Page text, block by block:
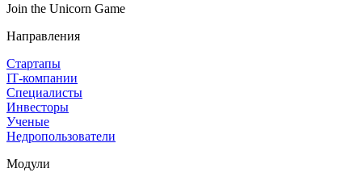
Join the Unicorn Game
Направления
Стартапы
IT‑компании
Специалисты
Инвесторы
Ученые
Недропользователи
Модули